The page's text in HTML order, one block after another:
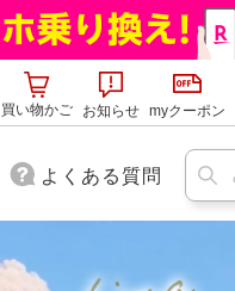
買い物かご お知らせ myクーポン